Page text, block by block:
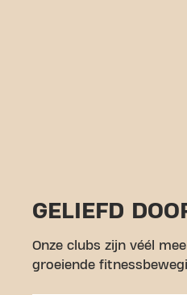
GELIEFD
Onze clubs zijn véél
groeiende